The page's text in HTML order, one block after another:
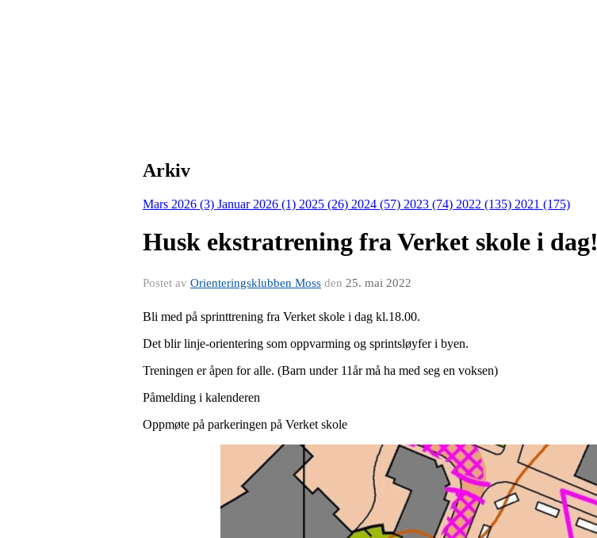
Arkiv
Mars 2026 (3) Januar 2026 (1) 2025 (26) 2024 (57) 2023 (74) 2022 (135) 2021 (175)
Husk ekstratrening fra Verket skole i dag!
Postet av Orienteringsklubben Moss den 25. mai 2022
Bli med på sprinttrening fra Verket skole i dag kl.18.00.
Det blir linje-orientering som oppvarming og sprintsløyfer i byen.
Treningen er åpen for alle. (Barn under 11år må ha med seg en voksen)
Påmelding i kalenderen
Oppmøte på parkeringen på Verket skole